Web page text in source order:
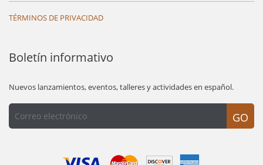
TÉRMINOS DE PRIVACIDAD
Boletín informativo
Nuevos lanzamientos, eventos, talleres y actividades en español.
GO